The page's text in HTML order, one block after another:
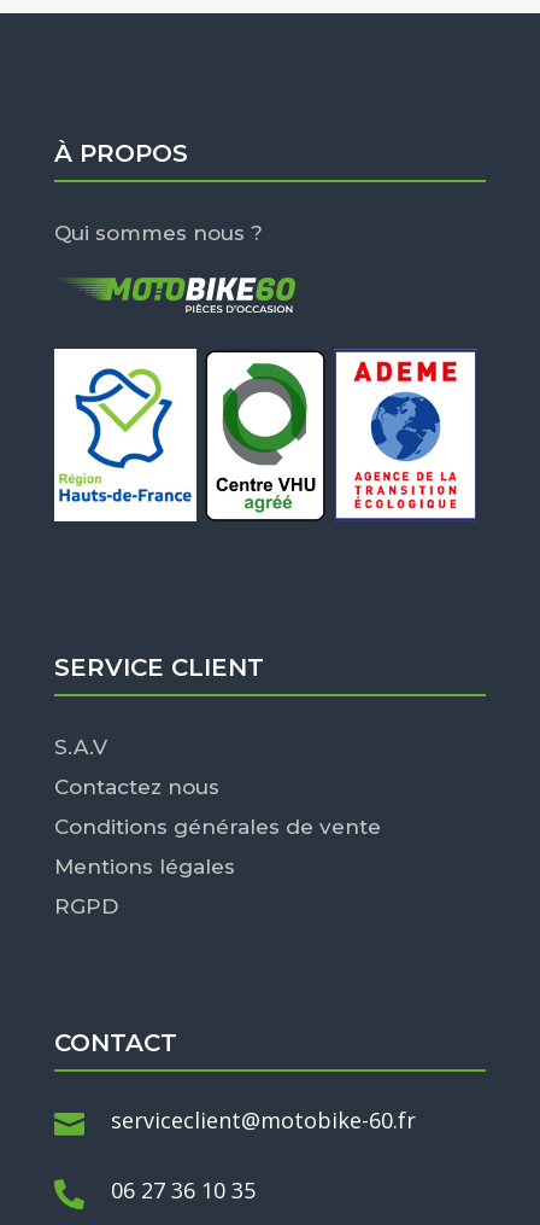
À PROPOS
Qui sommes nous ?
SERVICE CLIENT
S.A.V
Contactez nous
Conditions générales de vente
Mentions légales
RGPD
CONTACT
 serviceclient@motobike-60.fr
 06 27 36 10 35